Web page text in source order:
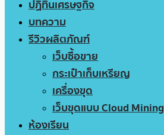
ปฏิทินเศรษฐกิจ
บทความ
รีวิวผลิตภัณฑ์
เว็บซื้อขาย
กระเป๋าเก็บเหรียญ
เครื่องขุด
เว็บขุดแบบ Cloud Mining
ห้องเรียน